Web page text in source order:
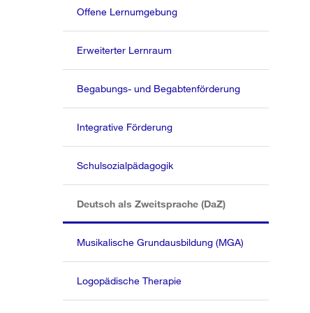
Offene Lernumgebung
Erweiterter Lernraum
Begabungs- und Begabtenförderung
Integrative Förderung
Schulsozialpädagogik
Deutsch als Zweitsprache (DaZ)(aktiv)
Musikalische Grundausbildung (MGA)
Logopädische Therapie